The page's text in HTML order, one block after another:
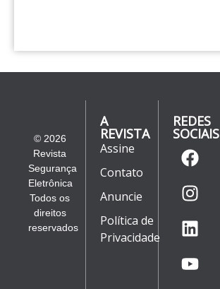
© 2026
Revista
Segurança
Eletrônica
Todos os
direitos
reservados
A
REVISTA
Assine
Contato
Anuncie
Política de
Privacidade
REDES
SOCIAIS